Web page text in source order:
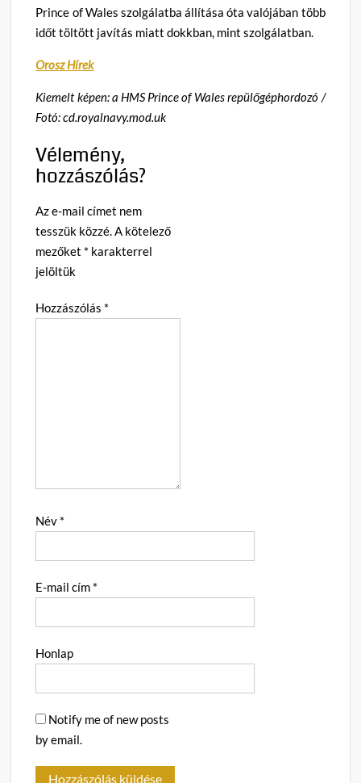
Prince of Wales szolgálatba állítása óta valójában több
időt töltött javítás miatt dokkban, mint szolgálatban.
Orosz Hírek
Kiemelt képen: a HMS Prince of Wales repülőgéphordozó /
Fotó: cd.royalnavy.mod.uk
Vélemény,
hozzászólás?
Az e-mail címet nem
tesszük közzé.A kötelező
mezőket * karakterrel
jelöltük
Hozzászólás *
Név *
E-mail cím *
Honlap
Notify me of new posts
by email.